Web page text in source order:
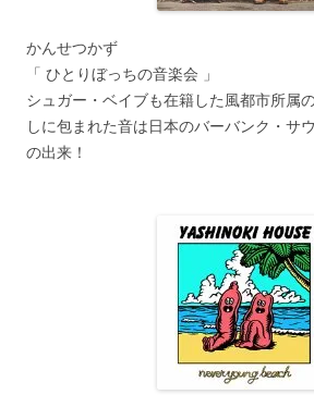
かんせつかず
「 ひとりぼっちの音楽会 」
シュガー・ベイブも在籍した風都市所属
しに包まれた音は日本のバーバンク・サ
の出来！